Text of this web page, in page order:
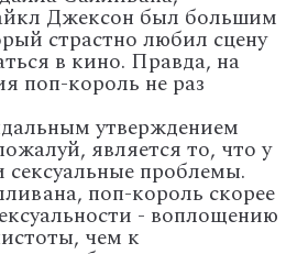
Джексон был большим
страстно любил сцену
в кино. Правда, на
поп-король не раз
утверждением
является то, что у
проблемы.
поп-король скорее
- воплощению
чем к